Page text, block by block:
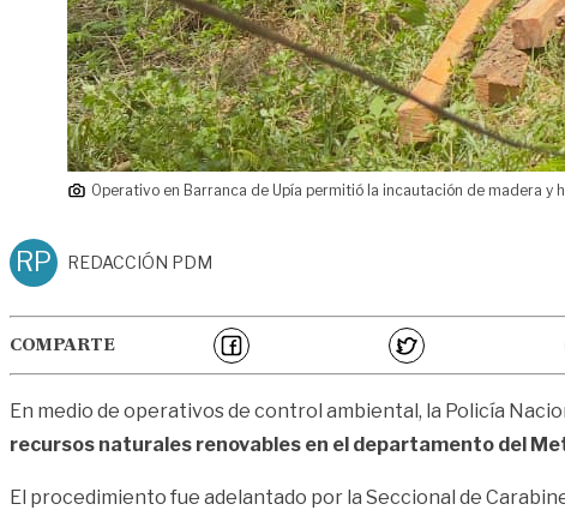
Operativo en Barranca de Upía permitió la incautación de madera
RP REDACCIÓN PDM
COMPARTE
En medio de operativos de control ambiental, la Policía
recursos naturales renovables en el departamento del
El procedimiento fue adelantado por la Seccional de